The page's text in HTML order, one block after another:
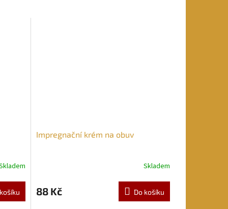
Impregnační krém na obuv
Skladem
88 Kč Do košíku